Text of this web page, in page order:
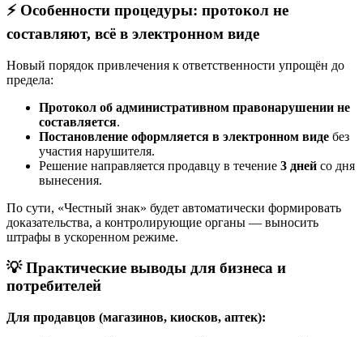
⚡ Особенности процедуры: протокол не
составляют, всё в электронном виде
Новый порядок привлечения к ответственности упрощён до
предела:
Протокол об административном правонарушении не
составляется.
Постановление оформляется в электронном виде без
участия нарушителя.
Решение направляется продавцу в течение 3 дней со дня
вынесения.
По сути, «Честный знак» будет автоматически формировать
доказательства, а контролирующие органы — выносить
штрафы в ускоренном режиме.
💡Практические выводы для бизнеса и
потребителей
Для продавцов (магазинов, киосков, аптек):